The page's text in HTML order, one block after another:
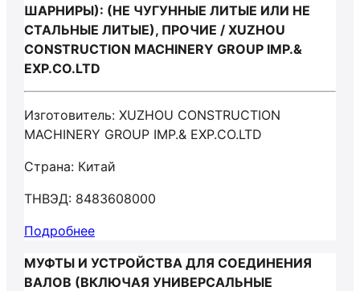
ШАРНИРЫ): (НЕ ЧУГУННЫЕ ЛИТЫЕ ИЛИ НЕ
СТАЛЬНЫЕ ЛИТЫЕ), ПРОЧИЕ / XUZHOU
CONSTRUCTION MACHINERY GROUP IMP.&
EXP.CO.LTD
Изготовитель: XUZHOU CONSTRUCTION
MACHINERY GROUP IMP.& EXP.CO.LTD
Страна: Китай
ТНВЭД: 8483608000
Подробнее
МУФТЫ И УСТРОЙСТВА ДЛЯ СОЕДИНЕНИЯ
ВАЛОВ (ВКЛЮЧАЯ УНИВЕРСАЛЬНЫЕ